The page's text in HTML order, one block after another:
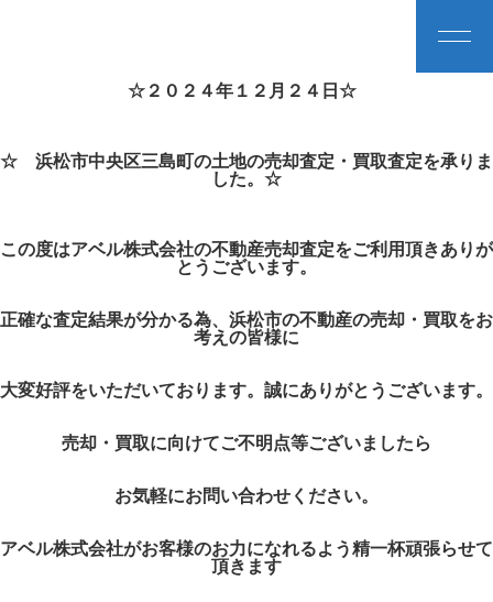
☆２０２４年１２月２４日☆
☆ 浜松市中央区三島町の土地の売却査定・買取査定を承りま
した。☆
この度はアベル株式会社の不動産売却査定をご利用頂きありが
とうございます。
正確な査定結果が分かる為、浜松市の不動産の売却・買取をお
考えの皆様に
大変好評をいただいております。誠にありがとうございます。
売却・買取に向けてご不明点等ございましたら
お気軽にお問い合わせください。
アベル株式会社がお客様のお力になれるよう精一杯頑張らせて
頂きます